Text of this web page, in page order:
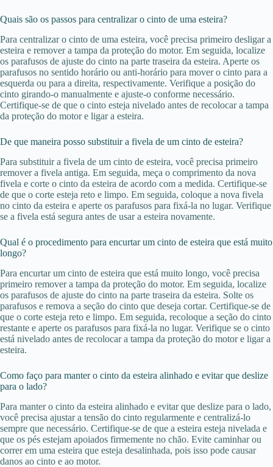
Quais são os passos para centralizar o cinto de uma esteira?
Para centralizar o cinto de uma esteira, você precisa primeiro desligar a
esteira e remover a tampa da proteção do motor. Em seguida, localize
os parafusos de ajuste do cinto na parte traseira da esteira. Aperte os
parafusos no sentido horário ou anti-horário para mover o cinto para a
esquerda ou para a direita, respectivamente. Verifique a posição do
cinto girando-o manualmente e ajuste-o conforme necessário.
Certifique-se de que o cinto esteja nivelado antes de recolocar a tampa
da proteção do motor e ligar a esteira.
De que maneira posso substituir a fivela de um cinto de esteira?
Para substituir a fivela de um cinto de esteira, você precisa primeiro
remover a fivela antiga. Em seguida, meça o comprimento da nova
fivela e corte o cinto da esteira de acordo com a medida. Certifique-se
de que o corte esteja reto e limpo. Em seguida, coloque a nova fivela
no cinto da esteira e aperte os parafusos para fixá-la no lugar. Verifique
se a fivela está segura antes de usar a esteira novamente.
Qual é o procedimento para encurtar um cinto de esteira que está muito
longo?
Para encurtar um cinto de esteira que está muito longo, você precisa
primeiro remover a tampa da proteção do motor. Em seguida, localize
os parafusos de ajuste do cinto na parte traseira da esteira. Solte os
parafusos e remova a seção do cinto que deseja cortar. Certifique-se de
que o corte esteja reto e limpo. Em seguida, recoloque a seção do cinto
restante e aperte os parafusos para fixá-la no lugar. Verifique se o cinto
está nivelado antes de recolocar a tampa da proteção do motor e ligar a
esteira.
Como faço para manter o cinto da esteira alinhado e evitar que deslize
para o lado?
Para manter o cinto da esteira alinhado e evitar que deslize para o lado,
você precisa ajustar a tensão do cinto regularmente e centralizá-lo
sempre que necessário. Certifique-se de que a esteira esteja nivelada e
que os pés estejam apoiados firmemente no chão. Evite caminhar ou
correr em uma esteira que esteja desalinhada, pois isso pode causar
danos ao cinto e ao motor.